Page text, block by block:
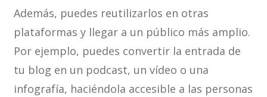
Además, puedes reutilizarlos en otras
plataformas y llegar a un público más amplio.
Por ejemplo, puedes convertir la entrada de
tu blog en un podcast, un vídeo o una
infografía, haciéndola accesible a las personas